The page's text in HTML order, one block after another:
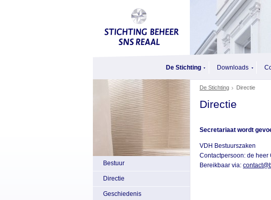
De Stichting Directie
Directie
Secretariaat wordt
VDH Bestuurszaken
Contactpersoon: de heer
Bereikbaar via:
Bestuur
Directie
Geschiedenis
De Stichting Downloads